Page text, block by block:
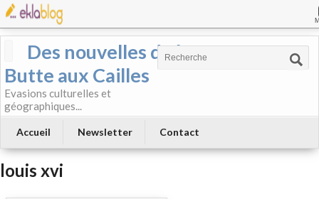
Des nouvelles de la
Butte aux Cailles
Evasions culturelles et
géographiques...
Accueil Newsletter Contact
louis xvi